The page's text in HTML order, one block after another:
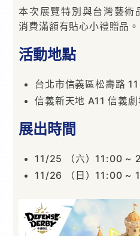
本次展覽特別與台灣藝術
消費滿額有貼⼼⼩禮贈品。
活動地點
台北市信義區松壽路
信義新天地 A11 信義
展出時間
11/25 （六）11:00 ~
11/26 （日）11:00 ~